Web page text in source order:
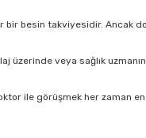
takviyesidir. Ancak
üzerinde veya sağlık
ile görüşmek her zaman